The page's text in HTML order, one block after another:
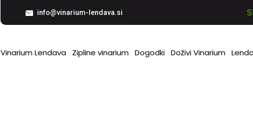
info@vinarium-lendava.si
Vinarium Lendava Zipline vinarium Dogodki Doživi Vinarium